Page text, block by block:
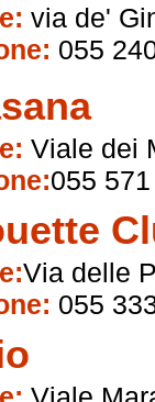
via de'
055
Viale dei
055
Via delle
055